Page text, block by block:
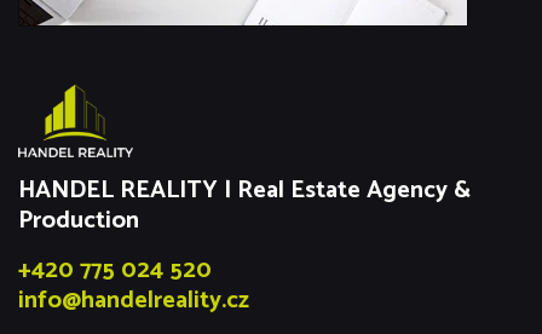
HANDEL REALITY | Real Estate Agency &
Production
+420 775 024 520
info@handelreality.cz